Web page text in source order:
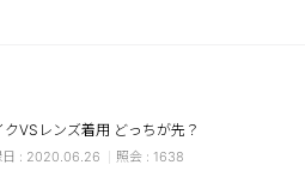
クVSレンズ着用 どっちが先？
2020.06.26 1638